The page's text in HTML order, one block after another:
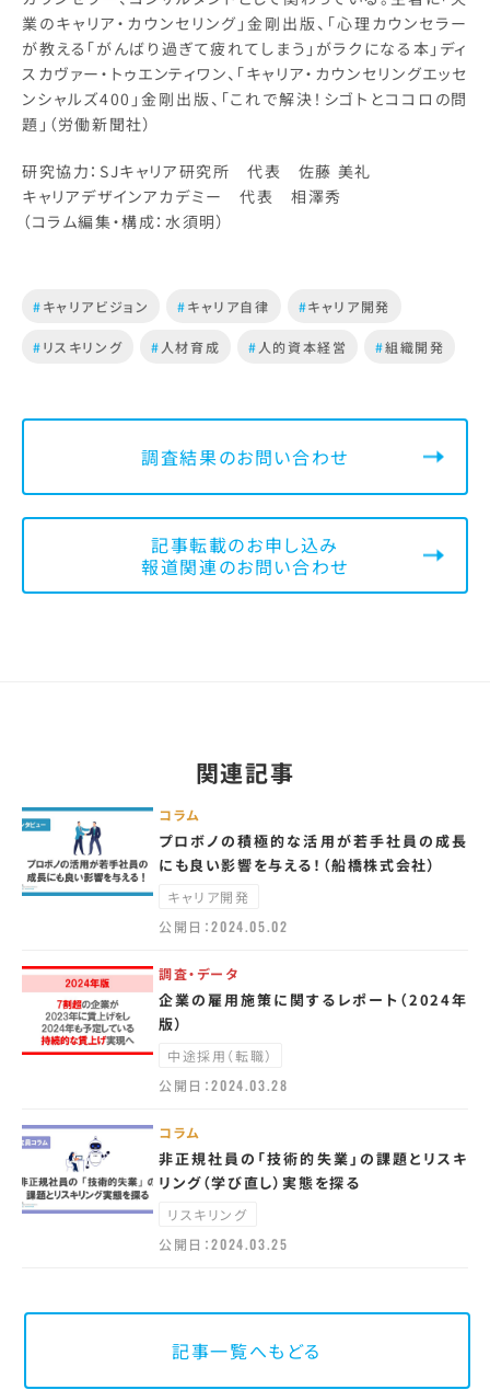
業のキャリア・カウンセリング」金剛出版、「心理カウンセラー
が教える「がんばり過ぎて疲れてしまう」がラクになる本」ディ
スカヴァー・トゥエンティワン、「キャリア・カウンセリングエッセ
ンシャルズ400」金剛出版、「これで解決！シゴトとココロの問
題」（労働新聞社）
研究協力：SJキャリア研究所 代表 佐藤 美礼
キャリアデザインアカデミー 代表 相澤秀
（コラム編集・構成：水須明）
#キャリアビジョン #キャリア自律 #キャリア開発
#リスキリング # 人材育成 # 人的資本経営 #組織開発
調査結果のお問い合わせ
記事転載のお申し込み
報道関連のお問い合わせ
関連記事
コラム
プロボノの積極的な活用が若手社員の成長
にも良い影響を与える！（船橋株式会社）
キャリア開発
公開日：2024.05.02
調査・データ
企業の雇用施策に関するレポート（2024年
版）
中途採用（転職）
公開日：2024.03.28
コラム
非正規社員の「技術的失業」の課題とリスキ
リング（学び直し）実態を探る
リスキリング
公開日：2024.03.25
記事一覧へもどる